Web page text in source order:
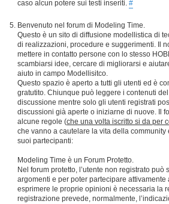
caso alcun potere sui testi inseriti. #
Benvenuto nel forum di Modeling Time.
Questo è un sito di diffusione modellistica di
di realizzazioni, procedure e suggerimenti. Il
mettere in contatto persone con lo stesso
scambiarsi idee, cercare di migliorarsi e
aiuto in campo Modellisitco.
Questo spazio è aperto a tutti gli utenti ed è
gratutito. Chiunque può leggere i contenuti
discussione mentre solo gli utenti registrati
discussioni già aperte o iniziarne di nuove. Il
alcune regole (che una volta iscritto si da per
che vanno a cautelare la vita della community
suoi partecipanti:
Modeling Time è un Forum Protetto.
Nel forum protetto, l’utente non registrato può
argomenti e per poter partecipare attivamente
esprimere le proprie opinioni è necessaria la
registrazione prevede, normalmente,